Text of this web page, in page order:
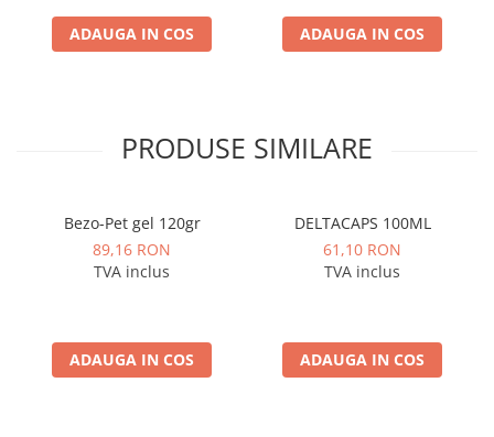
ADAUGA IN COS ADAUGA IN COS
PRODUSE SIMILARE
Bezo-Pet gel 120gr
89,16 RON
TVA inclus
ADAUGA IN COS
DELTACAPS 100ML
61,10 RON
TVA inclus
ADAUGA IN COS